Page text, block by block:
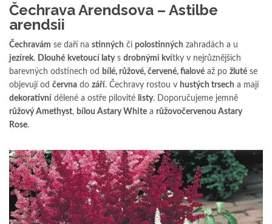
Čechrava Arendsova – Astilbe
arendsii
Čechravám se daří na stinných či polostinných zahradách a u
jezírek. Dlouhé kvetoucí latys drobnými kvítky v nejrůznějších
barevných odstínech od bílé, růžové, červené, fialové až po žluté se
objevují od června do září. Čechravy rostou v hustých trsech a mají
dekorativní dělené a ostře pilovité listy. Doporučujeme jemně
růžový Amethyst, bílou Astary White a růžovočervenou Astary
Rose.